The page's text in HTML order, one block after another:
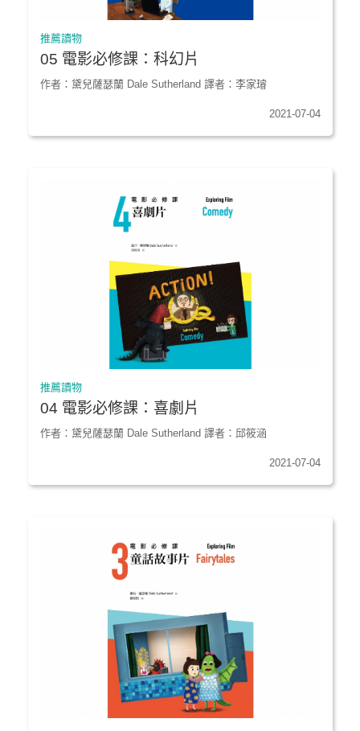
推薦讀物
05 電影必修課：科幻片
作者：黛兒薩瑟蘭 Dale Sutherland 譯者：李家璿
2021-07-04
推薦讀物
04 電影必修課：喜劇片
作者：黛兒薩瑟蘭 Dale Sutherland 譯者：邱筱涵
2021-07-04